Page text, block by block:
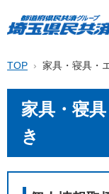
TOP 家具・寝具・
家具・寝
き